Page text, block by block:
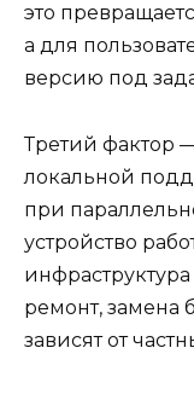
это
а для
версию под
Третий фактор
локальной
при
устройство
инфраструктура
ремонт, замена
зависят от